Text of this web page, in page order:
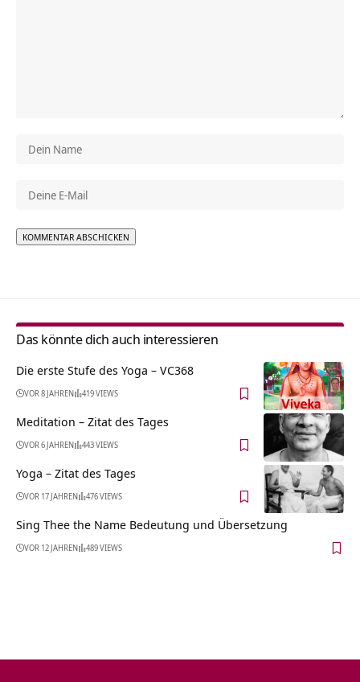
Das könnte dich auch interessieren
Die erste Stufe des Yoga – VC368
VOR 8 JAHREN 419 VIEWS
Meditation – Zitat des Tages
VOR 6 JAHREN 443 VIEWS
Yoga – Zitat des Tages
VOR 17 JAHREN 476 VIEWS
Sing Thee the Name Bedeutung und Übersetzung
VOR 12 JAHREN 489 VIEWS